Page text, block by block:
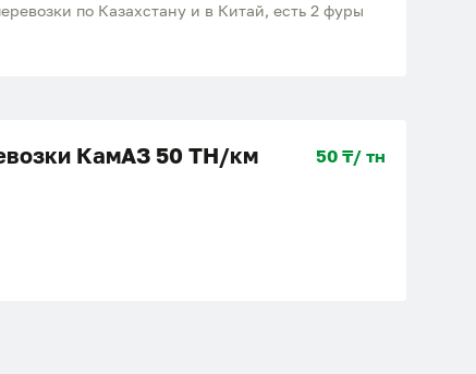
по Казахстану и в Китай, есть 2 фуры
КамАЗ 50 ТН/км 50 ₸/ тн